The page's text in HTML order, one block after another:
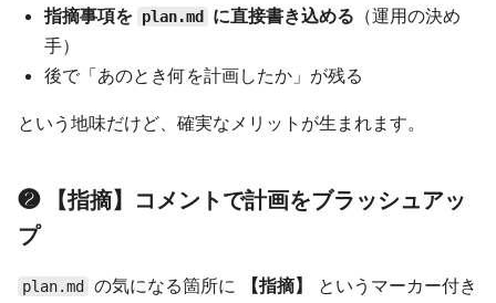
指摘事項を plan.md に直接書き込める （運用の決め
手）
後で「あのとき何を計画したか」が残る
という地味だけど、確実なメリットが生まれます。
❷ 【指摘】コメントで計画をブラッシュアッ
プ
plan.md の気になる箇所に 【指摘】
というマーカー付き